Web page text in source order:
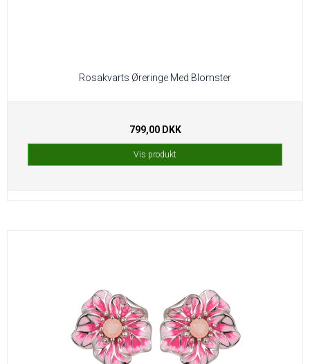
Rosakvarts Øreringe Med Blomster
799,00 DKK
Vis produkt